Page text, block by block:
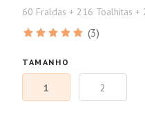
60 Fraldas + 216 Toalhitas +
(3)
TAMANHO
1 2